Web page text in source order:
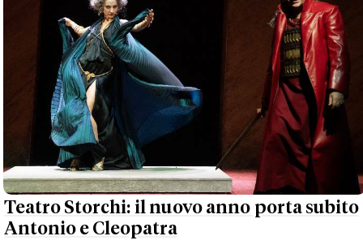
Teatro Storchi: il nuovo anno porta subito
Antonio e Cleopatra